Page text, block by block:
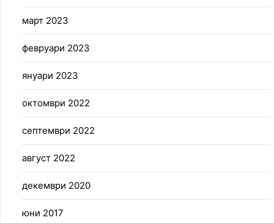
март 2023
февруари 2023
януари 2023
октомври 2022
септември 2022
август 2022
декември 2020
юни 2017